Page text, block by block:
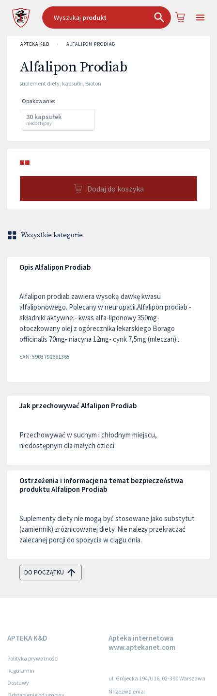
Wyszukaj produkt
APTEKA K&D › ALFALIPON PRODIAB
Alfalipon Prodiab
suplement diety, kapsułki, Bioton
Opakowanie:
30 kapsułek
niedostępny
■■
Dodaj do koszyka
Wszystkie kategorie
Opis Alfalipon Prodiab
Alfalipon prodiab zawiera wysoką dawkę kwasu
alfaliponowego. Polecany w neuropatii.Alfalipon prodiab -
składniki aktywne:- kwas alfa-liponowy 350mg-
otoczkowany olej z ogórecznika lekarskiego Borago
officinalis 70mg- niacyna 12mg- cynk 7,5mg (mleczan)...
EAN: 5903792661365
Jak przechowywać Alfalipon Prodiab
Przechowywać w suchym i chłodnym miejscu,
niedostępnym dla małych dzieci.
Ostrzeżenia i informacje na temat bezpieczeństwa
produktu Alfalipon Prodiab
Suplementy diety nie mogą być stosowane jako substytut
(zamiennik) zróżnicowanej diety. Nie należy przekraczać
zalecanej porcji do spożycia w ciągu dnia.
DO POCZĄTKU
APTEKA K&D
Polityka prywatności
Regulamin
Dostawy
Apteka internetowa
www.aptekanet.com
ul. Grójecka 194/U16, 02-390 Warszawa
Nr zezwolenia: